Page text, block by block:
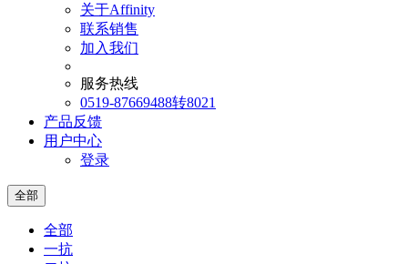
关于Affinity
联系销售
加入我们
服务热线
0519-87669488转8021
产品反馈
用户中心
登录
全部
全部
一抗